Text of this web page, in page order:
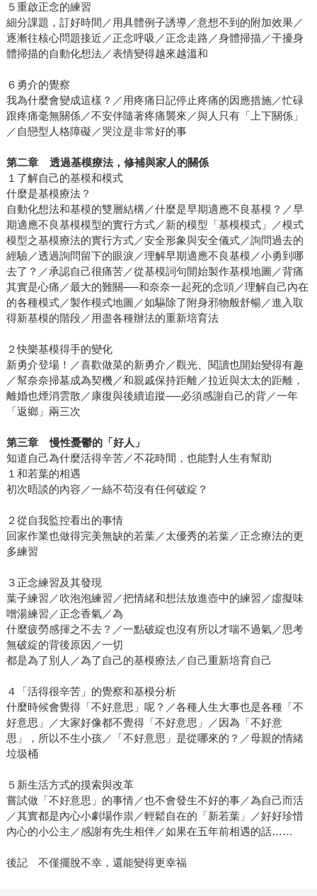
５重啟正念的練習
細分課題，訂好時間／用具體例子誘導／意想不到的附加效果／
逐漸往核心問題接近／正念呼吸／正念走路／身體掃描／干擾身
體掃描的自動化想法／表情變得越來越溫和
６勇介的覺察
我為什麼會變成這樣？／用疼痛日記停止疼痛的因應措施／忙碌
跟疼痛毫無關係／不安伴隨著疼痛襲來／與人只有「上下關係」
／自戀型人格障礙／哭泣是非常好的事
第二章
透過基模療法，修補與家人的關係
１了解自己的基模和模式
什麼是基模療法？
自動化想法和基模的雙層結構／什麼是早期適應不良基模？／早
期適應不良基模模型的實行方式／新的模型「基模模式」／模式
模型之基模療法的實行方式／安全形象與安全儀式／詢問過去的
經驗／透過詢問留下的眼淚／理解早期適應不良基模／小勇到哪
去了？／承認自己很痛苦／從基模詞句開始製作基模地圖／背痛
其實是心痛／最大的難關──和奈奈一起死的念頭／理解自己內在
的各種模式／製作模式地圖／如驅除了附身邪物般舒暢／進入取
得新基模的階段／用盡各種辦法的重新培育法
２快樂基模得手的變化
新勇介登場！／喜歡做菜的新勇介／觀光、閱讀也開始變得有趣
／幫奈奈掃墓成為契機／和親戚保持距離／拉近與太太的距離，
離婚也煙消雲散／康復與後續追蹤──必須感謝自己的背／一年
「返鄉」兩三次
第三章
慢性憂鬱的「好人」
知道自己為什麼活得辛苦／不花時間，也能對人生有幫助
１和若葉的相遇
初次晤談的內容／一絲不苟沒有任何破綻？
２從自我監控看出的事情
回家作業也做得完美無缺的若葉／太優秀的若葉／正念療法的更
多練習
３正念練習及其發現
葉子練習／吹泡泡練習／把情緒和想法放進壺中的練習／虛擬味
噌湯練習／正念香氣／為
什麼疲勞感揮之不去？／一點破綻也沒有所以才喘不過氣／思考
無破綻的背後原因／一切
都是為了別人／為了自己的基模療法／自己重新培育自己
４「活得很辛苦」的覺察和基模分析
什麼時候會覺得「不好意思」呢？／各種人生大事也是各種「不
好意思」／大家好像都不覺得「不好意思」／因為「不好意
思」，所以不生小孩／「不好意思」是從哪來的？／母親的情緒
垃圾桶
５新生活方式的摸索與改革
嘗試做「不好意思」的事情／也不會發生不好的事／為自己而活
／其實都是內心小劇場作祟／輕鬆自在的「新若葉」／好好珍惜
內心的小公主／感謝有先生相伴／如果在五年前相遇的話……
後記 不僅擺脫不幸，還能變得更幸福